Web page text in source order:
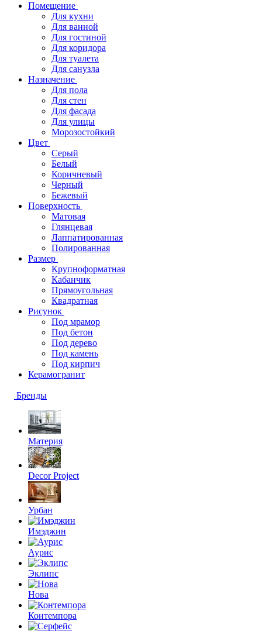
Помещение
Для кухни
Для ванной
Для гостиной
Для коридора
Для туалета
Для санузла
Назначение
Для пола
Для стен
Для фасада
Для улицы
Морозостойкий
Цвет
Серый
Белый
Коричневый
Черный
Бежевый
Поверхность
Матовая
Глянцевая
Лаппатированная
Полированная
Размер
Крупноформатная
Кабанчик
Прямоугольная
Квадратная
Рисунок
Под мрамор
Под бетон
Под дерево
Под камень
Под кирпич
Керамогранит
Бренды
Материя
Decor Project
Урбан
Имэджин
Аурис
Эклипс
Нова
Контемпора